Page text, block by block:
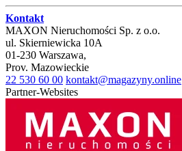
Kontakt
MAXON Nieruchomości Sp. z o.o.
ul. Skierniewicka 10A
01-230 Warszawa,
Prov. Mazowieckie
22 530 60 00 kontakt@magazyny.online
Partner-Websites